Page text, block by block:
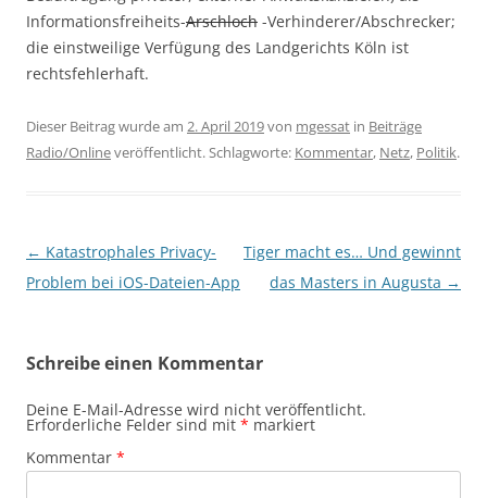
Informationsfreiheits-Arschloch -Verhinderer/Abschrecker;
die einstweilige Verfügung des Landgerichts Köln ist
rechtsfehlerhaft.
Dieser Beitrag wurde am 2. April 2019von mgessat in Beiträge
Radio/Onlineveröffentlicht. Schlagworte: Kommentar, Netz, Politik.
Beitragsnavigation
← Katastrophales Privacy-
Problem bei iOS-Dateien-App
Tiger macht es… Und gewinnt
das Masters in Augusta →
Schreibe einen Kommentar
Deine E-Mail-Adresse wird nicht veröffentlicht.
Erforderliche Felder sind mit * markiert
Kommentar *